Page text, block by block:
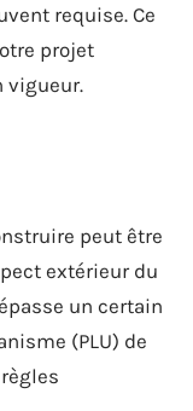
requise. Ce
projet
vigueur.
peut être
extérieur du
un certain
(PLU) de